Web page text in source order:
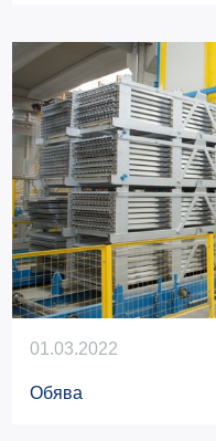
01.03.2022
Обява